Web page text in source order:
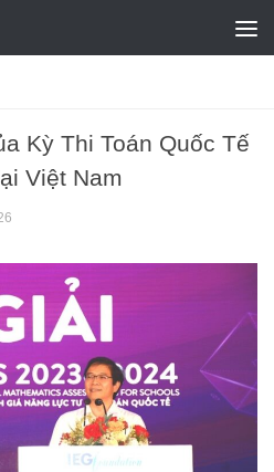
Kỳ Thi Toán Quốc Tế
Việt Nam